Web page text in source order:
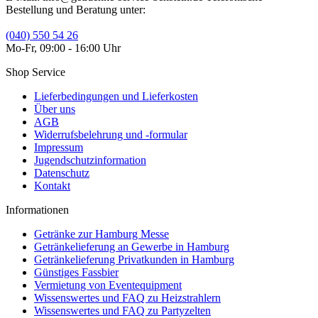
Bestellung und Beratung unter:
(040) 550 54 26
Mo-Fr, 09:00 - 16:00 Uhr
Shop Service
Lieferbedingungen und Lieferkosten
Über uns
AGB
Widerrufsbelehrung und -formular
Impressum
Jugendschutzinformation
Datenschutz
Kontakt
Informationen
Getränke zur Hamburg Messe
Getränkelieferung an Gewerbe in Hamburg
Getränkelieferung Privatkunden in Hamburg
Günstiges Fassbier
Vermietung von Eventequipment
Wissenswertes und FAQ zu Heizstrahlern
Wissenswertes und FAQ zu Partyzelten